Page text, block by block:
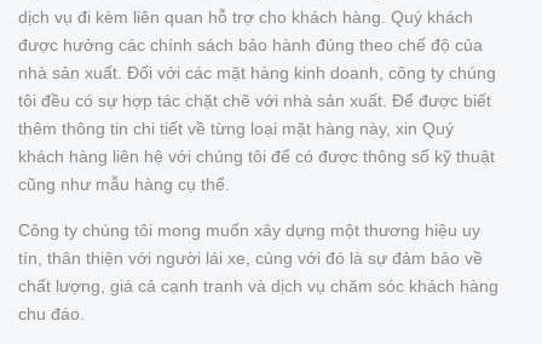
dịch vụ đi kèm liên quan hỗ trợ cho khách hàng. Quý khách
được hưởng các chính sách bảo hành đúng theo chế độ của
nhà sản xuất. Đối với các mặt hàng kinh doanh, công ty chúng
tôi đều có sự hợp tác chặt chẽ với nhà sản xuất. Để được biết
thêm thông tin chi tiết về từng loại mặt hàng này, xin Quý
khách hàng liên hệ với chúng tôi để có được thông số kỹ thuật
cũng như mẫu hàng cụ thể.
Công ty chúng tôi mong muốn xây dựng một thương hiệu uy
tín, thân thiện với người lái xe, cùng với đó là sự đảm bảo về
chất lượng, giá cả cạnh tranh và dịch vụ chăm sóc khách hàng
chu đáo.